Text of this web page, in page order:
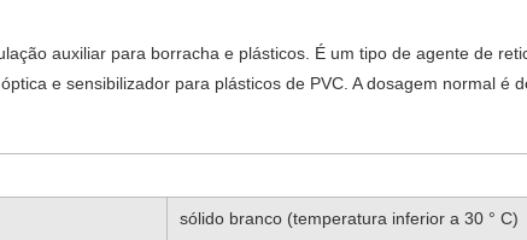
auxiliar para borracha e plásticos. É um tipo de agente de
e sensibilizador para plásticos de PVC. A dosagem normal é
sólido branco (temperatura inferior a 30 ° C)